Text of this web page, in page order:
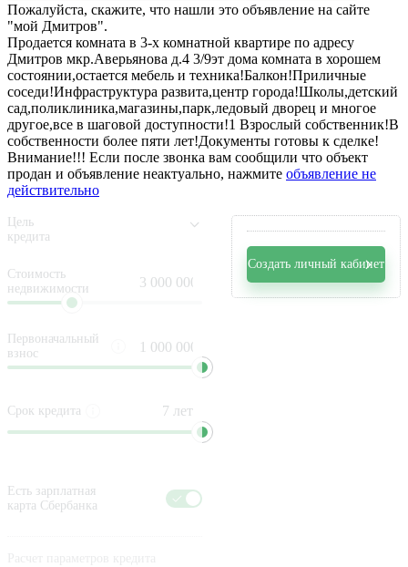
Пожалуйста, скажите, что нашли это объявление на сайте
"мой Дмитров".
Продается комната в 3-х комнатной квартире по адресу
Дмитров мкр.Аверьянова д.4 3/9эт дома комната в хорошем
состоянии,остается мебель и техника!Балкон!Приличные
соседи!Инфраструктура развита,центр города!Школы,детский
сад,поликлиника,магазины,парк,ледовый дворец и многое
другое,все в шаговой доступности!1 Взрослый собственник!В
собственности более пяти лет!Документы готовы к сделке!
Внимание!!! Если после звонка вам сообщили что объект
продан и объявление неактуально, нажмите объявление не
действительно
Цель
кредита
Стоимость
недвижимости
Первоначальный
взнос
Срок кредита
Есть зарплатная
карта Сбербанка
Создать личный кабинет